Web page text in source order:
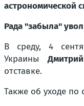
астрономической
Рада "забыла"
В среду, 4
Украины
отставке.
Также об уходе